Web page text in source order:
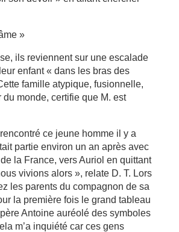
»
ils reviennent sur une escalade
enfant « dans les bras des
famille atypique, fusionnelle,
du monde, certifie que M. est
ce jeune homme il y a
partie environ un an après avec
la France, vers Auriol en quittant
vivions alors », relate D. T. Lors
les parents du compagnon de sa
la première fois le grand tableau
Antoine auréolé des symboles
m’a inquiété car ces gens